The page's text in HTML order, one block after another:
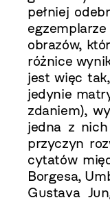
pełniej
obrazów,
różnice
jest więc
jedynie
zdaniem),
jedna z
przyczyn
cytatów
Borgesa,
Gustava